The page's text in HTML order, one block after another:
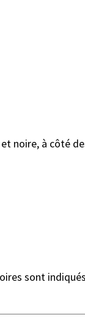
noire, à côté
sont